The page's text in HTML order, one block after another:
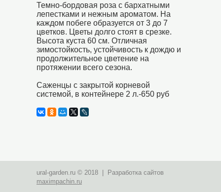
Темно-бордовая роза с бархатными
лепестками и нежным ароматом. На
каждом побеге образуется от 3 до 7
цветков. Цветы долго стоят в срезке.
Высота куста 60 см. Отличная
зимостойкость, устойчивость к дождю и
продолжительное цветение на
протяжении всего сезона.
Саженцы с закрытой корневой
системой, в контейнере 2 л.-650 руб
ural-garden.ru © 2018 | Разработка сайтов
maximpachin.ru